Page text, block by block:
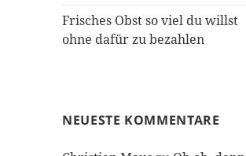
Frisches Obst so viel du willst
ohne dafür zu bezahlen
NEUESTE KOMMENTARE